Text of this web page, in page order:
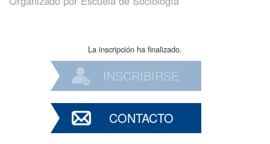
La inscripción ha finalizado.
INSCRIBIRSE
CONTACTO